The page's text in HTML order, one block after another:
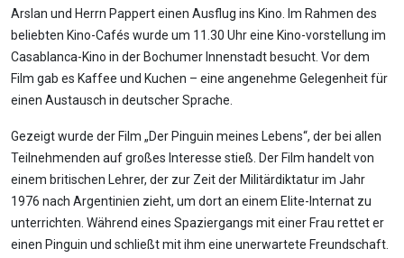
Arslan und Herrn Pappert einen Ausflug ins Kino. Im Rahmen des
beliebten Kino-Cafés wurde um 11.30 Uhr eine Kino-vorstellung im
Casablanca-Kino in der Bochumer Innenstadt besucht. Vor dem
Film gab es Kaffee und Kuchen – eine angenehme Gelegenheit für
einen Austausch in deutscher Sprache.
Gezeigt wurde der Film „Der Pinguin meines Lebens“, der bei allen
Teilnehmenden auf großes Interesse stieß. Der Film handelt von
einem britischen Lehrer, der zur Zeit der Militärdiktatur im Jahr
1976 nach Argentinien zieht, um dort an einem Elite-Internat zu
unterrichten. Während eines Spaziergangs mit einer Frau rettet er
einen Pinguin und schließt mit ihm eine unerwartete Freundschaft.